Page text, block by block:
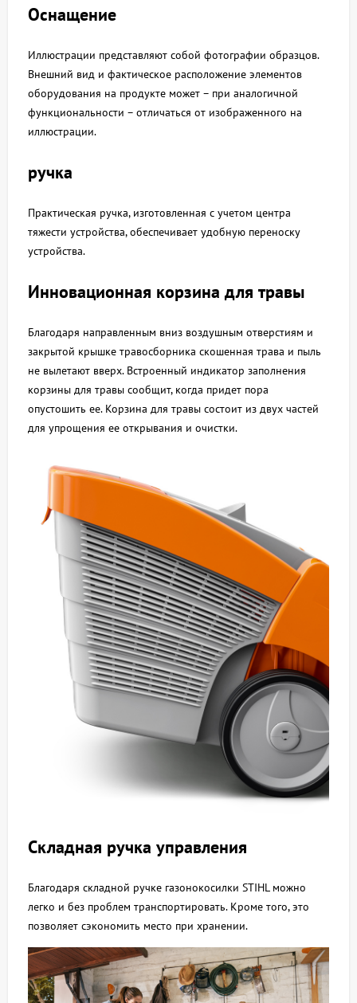
Оснащение
Иллюстрации представляют собой фотографии образцов.
Внешний вид и фактическое расположение элементов
оборудования на продукте может – при аналогичной
функциональности – отличаться от изображенного на
иллюстрации.
ручка
Практическая ручка, изготовленная с учетом центра
тяжести устройства, обеспечивает удобную переноску
устройства.
Инновационная корзина для травы
Благодаря направленным вниз воздушным отверстиям и
закрытой крышке травосборника скошенная трава и пыль
не вылетают вверх. Встроенный индикатор заполнения
корзины для травы сообщит, когда придет пора
опустошить ее. Корзина для травы состоит из двух частей
для упрощения ее открывания и очистки.
Складная ручка управления
Благодаря складной ручке газонокосилки STIHL можно
легко и без проблем транспортировать. Кроме того, это
позволяет сэкономить место при хранении.